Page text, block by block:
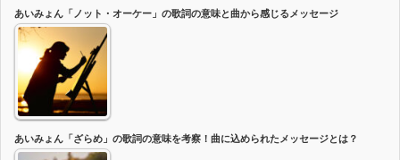
あいみょん「ノット・オーケー」の歌詞の意味と曲から感じるメッセージ
あいみょん「ざらめ」の歌詞の意味を考察！曲に込められたメッセージとは？